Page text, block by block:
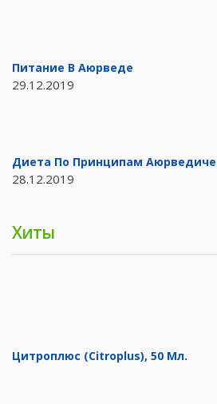
Питание В Аюрведе
29.12.2019
Диета По Принципам
28.12.2019
Хиты
Цитроплюс (Citroplus), 50 Мл.